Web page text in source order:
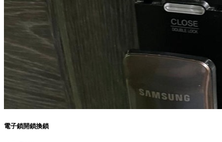
電子鎖開鎖換鎖